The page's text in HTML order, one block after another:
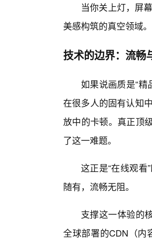
当你关上灯，屏
美感构筑的真空领域。
技术的边界：流畅
如果说画质是“
在很多人的固有认知
放中的卡顿。真正顶
了这一难题。
这正是“在线观
随有，流畅无阻。
支撑这一体验的
全球部署的CDN（内